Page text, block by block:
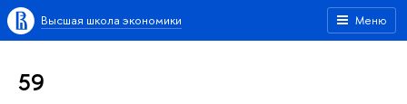
Меню
Высшая школа экономики
59